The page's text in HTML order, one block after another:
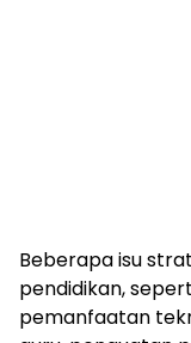
Beberapa isu
pendidikan,
pemanfaatan